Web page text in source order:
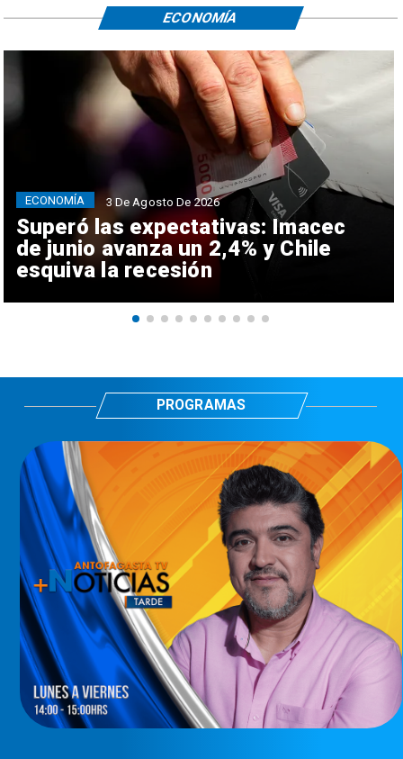
Superó las expectativas: Imacec
de junio avanza un 2,4% y Chile
esquiva la recesión
ECONOMÍA 3 De Agosto De 2026
ECONOMÍA
PROGRAMAS